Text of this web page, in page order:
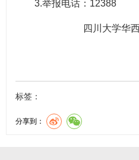
3.举报电话：12388
四川大学华
标签：
分享到：